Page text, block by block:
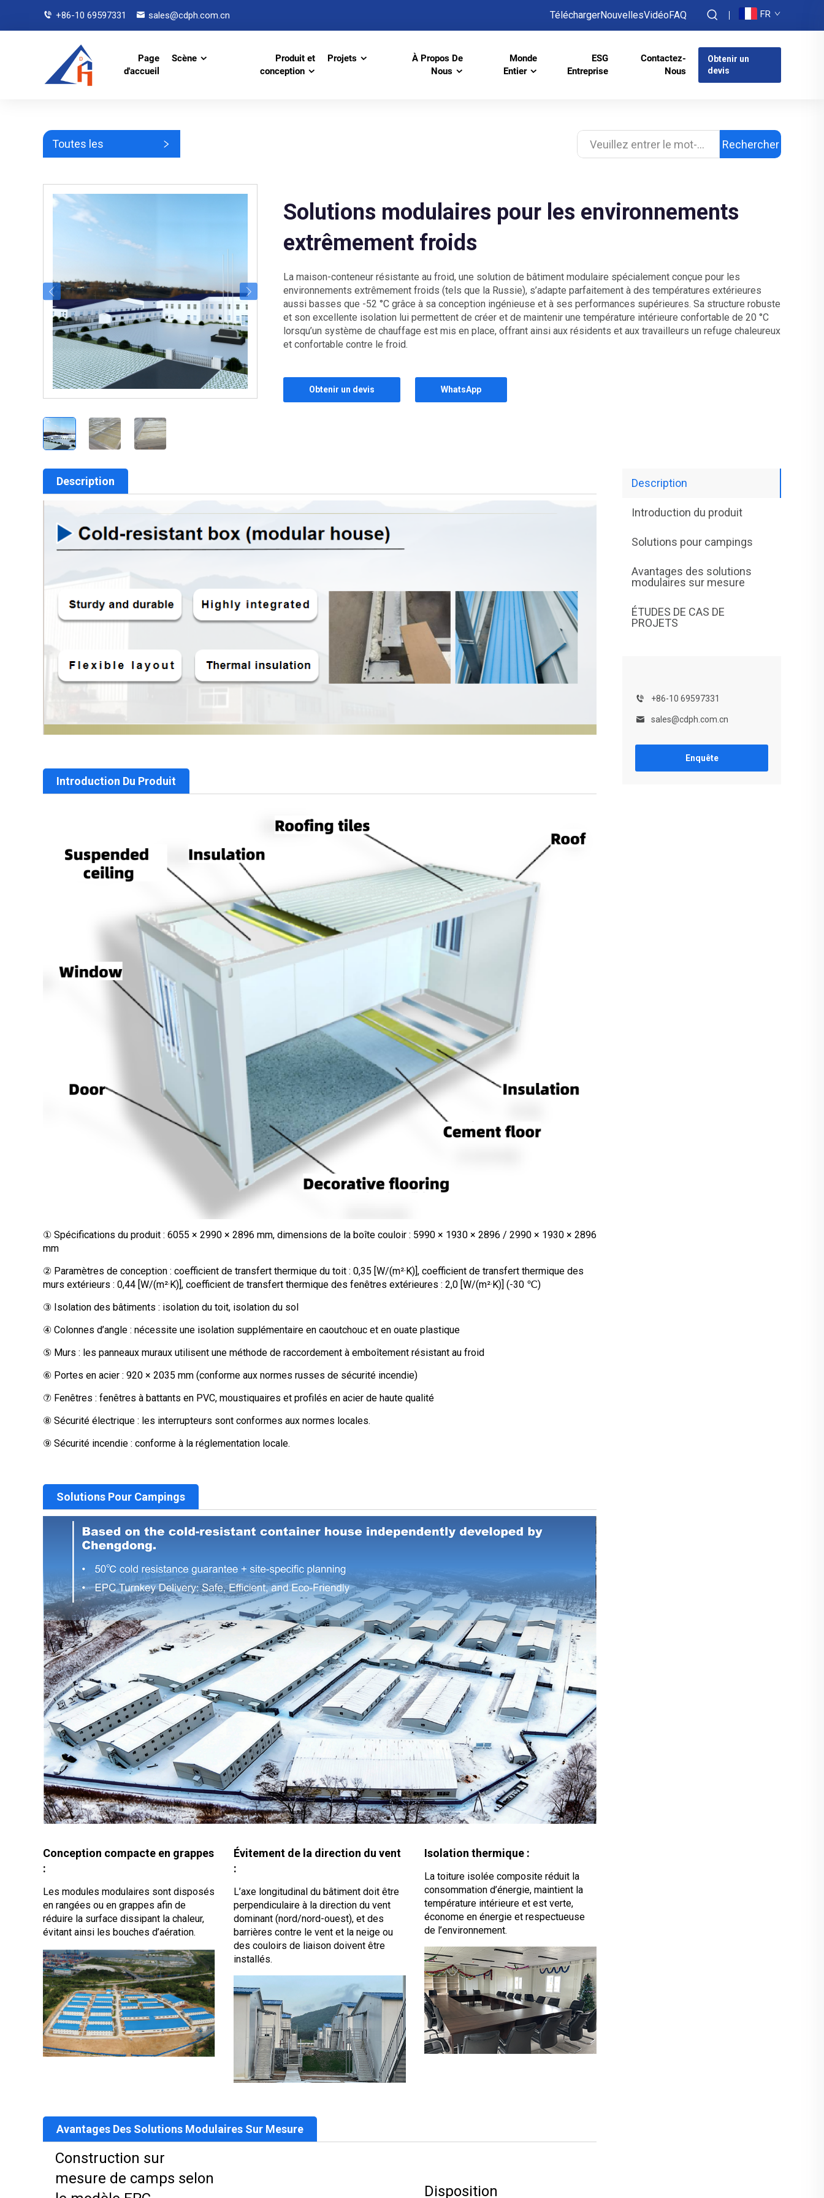
+86-10 69597331 sales@cdph.com.cn TéléchargerNouvellesVidéoFAQ FR
Page
d'accueil
Scène
Produit et
conception
Projets
À Propos De
Nous
Monde
Entier
ESG
Entreprise
Contactez-
Nous
Obtenir un
devis
Toutes les Rechercher
Solutions modulaires pour les environnements
extrêmement froids
La maison-conteneur résistante au froid, une solution de bâtiment modulaire spécialement conçue pour les
environnements extrêmement froids (tels que la Russie), s’adapte parfaitement à des températures extérieures
aussi basses que -52 °C grâce à sa conception ingénieuse et à ses performances supérieures. Sa structure robuste
et son excellente isolation lui permettent de créer et de maintenir une température intérieure confortable de 20 °C
lorsqu’un système de chauffage est mis en place, offrant ainsi aux résidents et aux travailleurs un refuge chaleureux
et confortable contre le froid.
Obtenir un devis WhatsApp
Description
Introduction du produit
Solutions pour campings
Avantages des solutions
modulaires sur mesure
ÉTUDES DE CAS DE
PROJETS
+86-10 69597331
sales@cdph.com.cn
Enquête
Description
Introduction Du Produit
① Spécifications du produit : 6055 × 2990 × 2896 mm, dimensions de la boîte couloir : 5990 × 1930 × 2896 / 2990 × 1930 × 2896
mm
② Paramètres de conception : coefficient de transfert thermique du toit : 0,35 [W/(m²·K)], coefficient de transfert thermique des
murs extérieurs : 0,44 [W/(m²·K)], coefficient de transfert thermique des fenêtres extérieures : 2,0 [W/(m²·K)] (-30 ℃)
③ Isolation des bâtiments : isolation du toit, isolation du sol
④ Colonnes d’angle : nécessite une isolation supplémentaire en caoutchouc et en ouate plastique
⑤ Murs : les panneaux muraux utilisent une méthode de raccordement à emboîtement résistant au froid
⑥ Portes en acier : 920 × 2035 mm (conforme aux normes russes de sécurité incendie)
⑦ Fenêtres : fenêtres à battants en PVC, moustiquaires et profilés en acier de haute qualité
⑧ Sécurité électrique : les interrupteurs sont conformes aux normes locales.
⑨ Sécurité incendie : conforme à la réglementation locale.
Solutions Pour Campings
Conception compacte en grappes
:
Les modules modulaires sont disposés
en rangées ou en grappes afin de
réduire la surface dissipant la chaleur,
évitant ainsi les bouches d’aération.
Évitement de la direction du vent
:
L’axe longitudinal du bâtiment doit être
perpendiculaire à la direction du vent
dominant (nord/nord-ouest), et des
barrières contre le vent et la neige ou
des couloirs de liaison doivent être
installés.
Isolation thermique :
La toiture isolée composite réduit la
consommation d’énergie, maintient la
température intérieure et est verte,
économe en énergie et respectueuse
de l’environnement.
Avantages Des Solutions Modulaires Sur Mesure
Construction sur
mesure de camps selon
Disposition